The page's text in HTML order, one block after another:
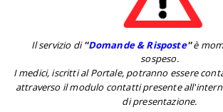
Il servizio di''Domande & Risposte''è
sospeso.
I medici, iscritti al Portale, potranno essere
attraverso il modulo contatti presente
di presentazione.